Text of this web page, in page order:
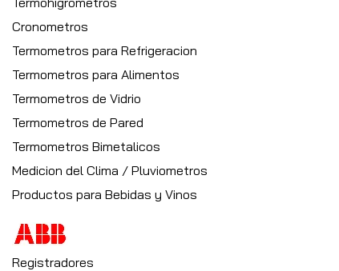
Cronometros
Termometros para Refrigeracion
Termometros para Alimentos
Termometros de Vidrio
Termometros de Pared
Termometros Bimetalicos
Medicion del Clima / Pluviometros
Productos para Bebidas y Vinos
Registradores